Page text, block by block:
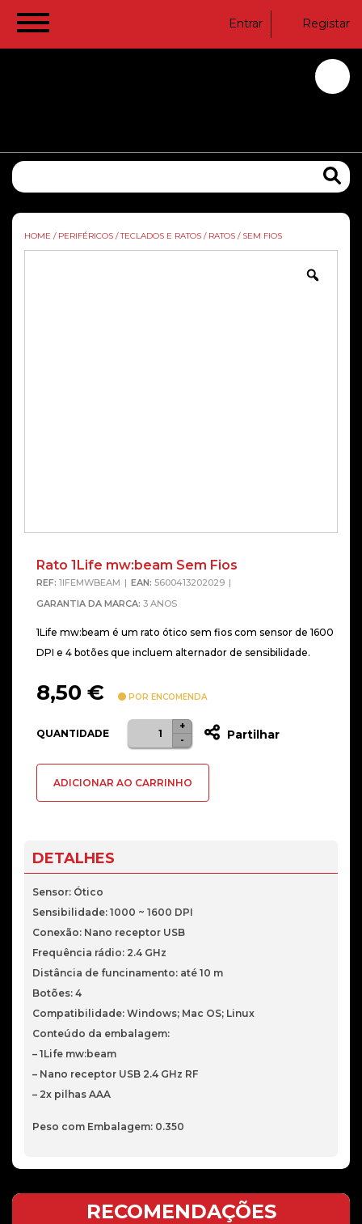
Entrar Registar
HOME / PERIFÉRICOS / TECLADOS E RATOS / RATOS / SEM FIOS
Rato 1Life mw:beam Sem Fios
REF: 1IFEMWBEAM EAN: 5600413202029
GARANTIA DA MARCA: 3 ANOS
1Life mw:beam é um rato ótico sem fios com sensor de 1600
DPI e 4 botões que incluem alternador de sensibilidade.
8,50 € POR ENCOMENDA
QUANTIDADE
Quantidade
de
1Life
-
+
Partilhar
ADICIONAR AO CARRINHO
DETALHES
Sensor: Ótico
Sensibilidade: 1000 ~ 1600 DPI
Conexão: Nano receptor USB
Frequência rádio: 2.4 GHz
Distância de funcinamento: até 10 m
Botões: 4
Compatibilidade: Windows; Mac OS; Linux
Conteúdo da embalagem:
– 1Life mw:beam
– Nano receptor USB 2.4 GHz RF
– 2x pilhas AAA
Peso com Embalagem: 0.350
RECOMENDAÇÕES